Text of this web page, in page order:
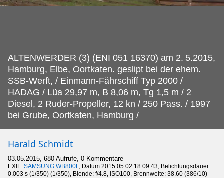
ALTENWERDER (3) (ENI 051 16370) am 2. 5.2015,
Hamburg, Elbe, Oortkaten. geslipt bei der ehem.
SSB-Werft, / Einmann-Fährschiff Typ 2000 /
HADAG / Lüa 29,97 m, B 8,06 m, Tg 1,5 m / 2
Diesel, 2 Ruder-Propeller, 12 kn / 250 Pass. / 1997
bei Grube, Oortkaten, Hamburg /
Harald Schmidt
03.05.2015, 680 Aufrufe, 0 Kommentare
EXIF: SAMSUNG WB800F, Datum 2015:05:02 18:09:43, Belichtungsdauer:
0.003 s (1/350) (1/350), Blende: f/4.8, ISO100, Brennweite: 38.60 (386/10)